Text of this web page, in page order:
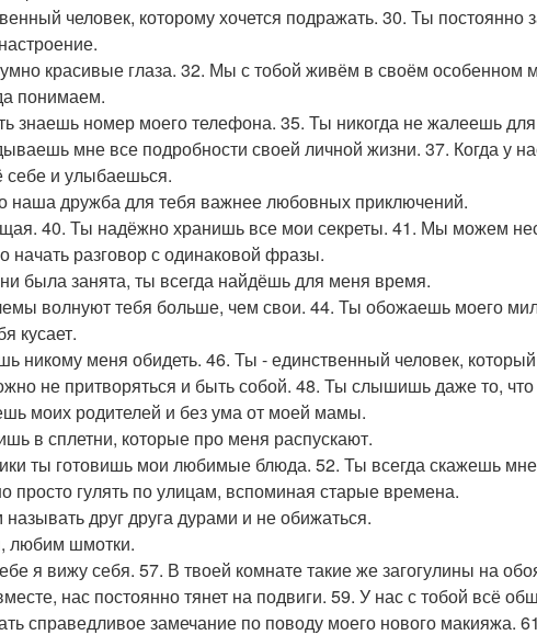
человек, которому хочется подражать. 30. Ты
красивые глаза. 32. Мы с тобой живём в своём особенном
понимаем.
знаешь номер моего телефона. 35. Ты никогда не жалеешь
мне все подробности своей личной жизни. 37. Когда у
себе и улыбаешься.
наша дружба для тебя важнее любовных приключений.
40. Ты надёжно хранишь все мои секреты. 41. Мы можем
начать разговор с одинаковой фразы.
была занята, ты всегда найдёшь для меня время.
волнуют тебя больше, чем свои. 44. Ты обожаешь моего
кусает.
никому меня обидеть. 46. Ты - единственный человек,
не притворяться и быть собой. 48. Ты слышишь даже то, что
моих родителей и без ума от моей мамы.
в сплетни, которые про меня распускают.
ты готовишь мои любимые блюда. 52. Ты всегда скажешь
просто гулять по улицам, вспоминая старые времена.
друг друга дурами и не обижаться.
любим шмотки.
я вижу себя. 57. В твоей комнате такие же загогулины на
нас постоянно тянет на подвиги. 59. У нас с тобой всё
справедливое замечание по поводу моего нового макияжа.